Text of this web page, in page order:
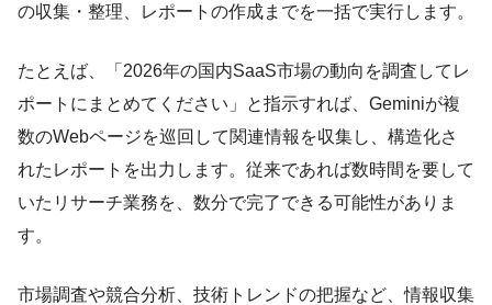
の収集・整理、レポートの作成までを一括で実行します。
たとえば、「2026年の国内SaaS市場の動向を調査してレ
ポートにまとめてください」と指示すれば、Geminiが複
数のWebページを巡回して関連情報を収集し、構造化さ
れたレポートを出力します。従来であれば数時間を要して
いたリサーチ業務を、数分で完了できる可能性がありま
す。
市場調査や競合分析、技術トレンドの把握など、情報収集